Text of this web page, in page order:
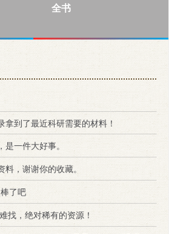
全书
拿到了最近科研需要的材料！
一件大好事。
料，谢谢你的收藏。
了吧
找，绝对稀有的资源！